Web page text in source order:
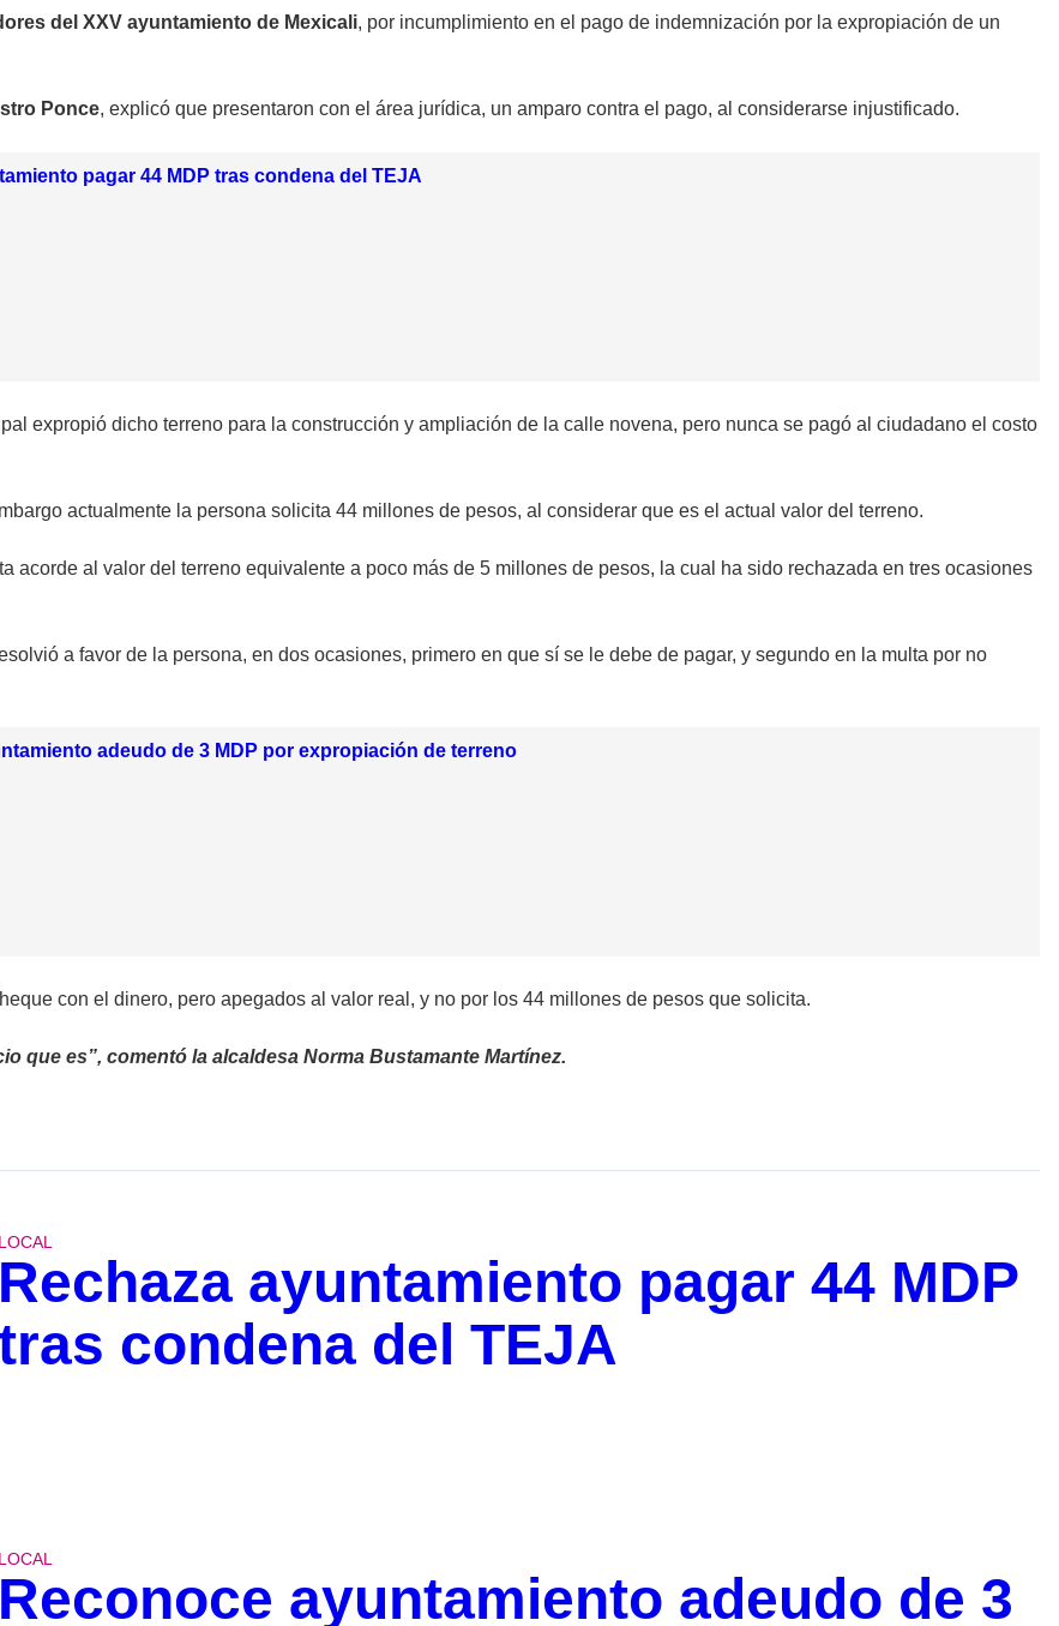
del XXV ayuntamiento de Mexicali, por incumplimiento en el pago de indemnización por la expropiación de un
Ponce, explicó que presentaron con el área jurídica, un amparo contra el pago, al considerarse injustificado.
pagar 44 MDP tras condena del TEJA
expropió dicho terreno para la construcción y ampliación de la calle novena, pero nunca se pagó al ciudadano el costo
actualmente la persona solicita 44 millones de pesos, al considerar que es el actual valor del terreno.
acorde al valor del terreno equivalente a poco más de 5 millones de pesos, la cual ha sido rechazada en tres ocasiones
a favor de la persona, en dos ocasiones, primero en que sí se le debe de pagar, y segundo en la multa por no
adeudo de 3 MDP por expropiación de terreno
con el dinero, pero apegados al valor real, y no por los 44 millones de pesos que solicita.
que es”, comentó la alcaldesa Norma Bustamante Martínez.
LOCAL
Rechaza ayuntamiento pagar 44 MDP
condena del TEJA
LOCAL
Reconoce ayuntamiento adeudo de 3